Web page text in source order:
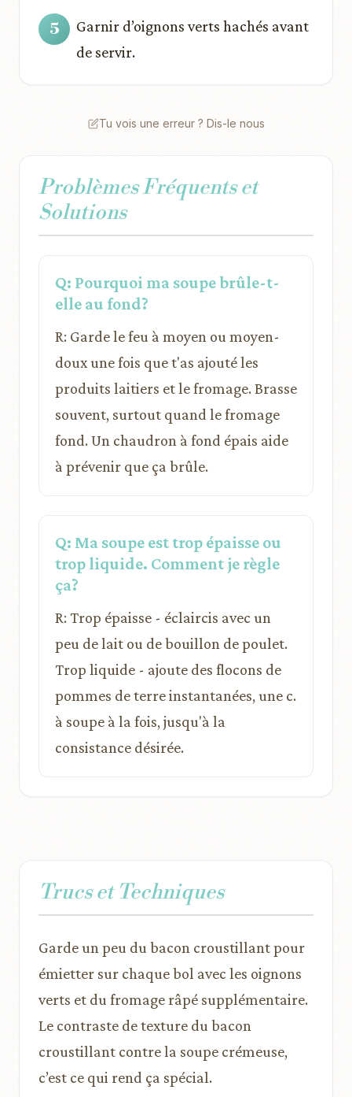
Garnir d’oignons verts hachés avant
de servir.
Tu vois une erreur ? Dis-le nous
Problèmes Fréquents et
Solutions
Q: Pourquoi ma soupe brûle-t-
elle au fond?
R: Garde le feu à moyen ou moyen-
doux une fois que t'as ajouté les
produits laitiers et le fromage. Brasse
souvent, surtout quand le fromage
fond. Un chaudron à fond épais aide
à prévenir que ça brûle.
Q: Ma soupe est trop épaisse ou
trop liquide. Comment je règle
ça?
R: Trop épaisse - éclaircis avec un
peu de lait ou de bouillon de poulet.
Trop liquide - ajoute des flocons de
pommes de terre instantanées, une c.
à soupe à la fois, jusqu'à la
consistance désirée.
Trucs et Techniques
Garde un peu du bacon croustillant pour
émietter sur chaque bol avec les oignons
verts et du fromage râpé supplémentaire.
Le contraste de texture du bacon
croustillant contre la soupe crémeuse,
c’est ce qui rend ça spécial.